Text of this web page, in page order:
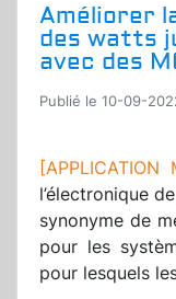
Améliorer
des watts
avec des
Publié le 10-09-
[APPLICATION
l’électronique
synonyme de
pour les
pour lesquels